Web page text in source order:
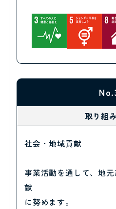
取り組
社会・地域貢献
事業活動を通して、地
献
に努めます。